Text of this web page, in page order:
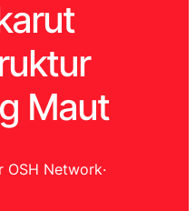
Maut
OSH Network·